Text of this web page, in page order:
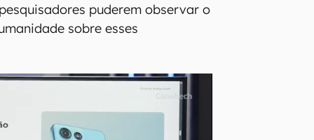
puderem observar o
sobre esses